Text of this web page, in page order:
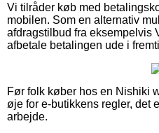
Vi tilråder køb med
mobilen. Som en alternativ
afdragstilbud fra eksempelvis
afbetale betalingen ude i
Før folk køber hos en Nishiki
øje for e-butikkens regler, det
arbejde.